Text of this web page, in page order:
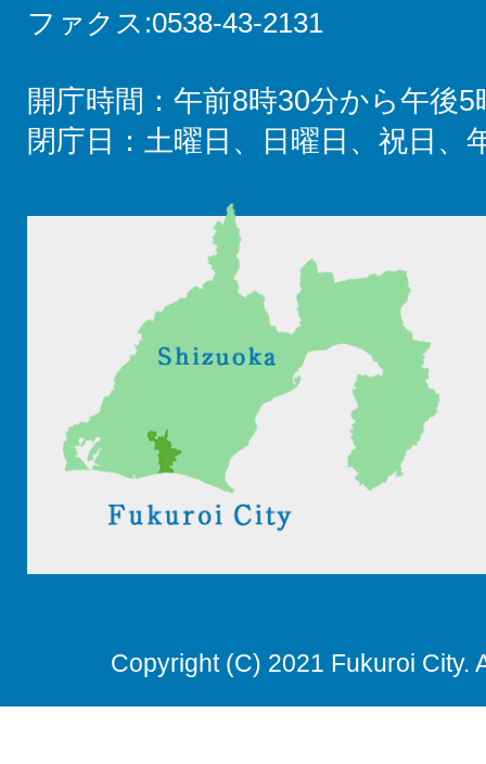
ファクス:0538-43-2131
開庁時間：午前8時30分から午後5
閉庁日：土曜日、日曜日、祝日、
Copyright (C) 2021 Fukuroi City.